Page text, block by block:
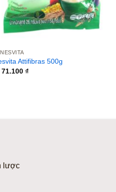
Attifibras 500g
Giá
71.100₫Giá
lược